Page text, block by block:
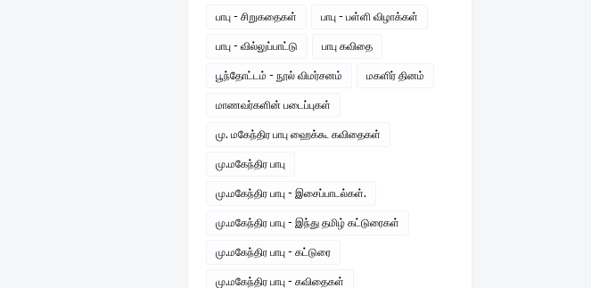
பாபு - சிறுகதைகள் பாபு - பள்ளி விழாக்கள்
பாபு - வில்லுப்பாட்டு பாபு கவிதை
பூந்தோட்டம் - நூல் விமர்சனம் மகளிர் தினம்
மாணவர்களின் படைப்புகள்
மு. மகேந்திர பாபு ஹைக்கூ கவிதைகள்
மு.மகேந்திர பாபு
மு.மகேந்திர பாபு - இசைப்பாடல்கள்.
மு.மகேந்திர பாபு - இந்து தமிழ் கட்டுரைகள்
மு.மகேந்திர பாபு - கட்டுரை
மு.மகேந்திர பாபு - கவிதைகள்